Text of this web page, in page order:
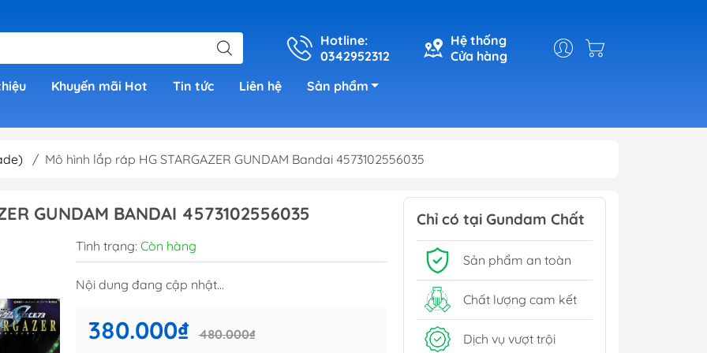
Hotline:
0342952312
Hệ thống
Cửa hàng
Khuyến mãi Hot Tin tức Liên hệ Sản phẩm
/ Mô hình lắp ráp HG STARGAZER GUNDAM Bandai 4573102556035
GUNDAM BANDAI 4573102556035
Tình trạng: Còn hàng
Nội dung đang cập nhật...
380.000₫ 480.000₫
Chỉ có tại Gundam Chất
Sản phẩm an toàn
Chất lượng cam kết
Dịch vụ vượt trội